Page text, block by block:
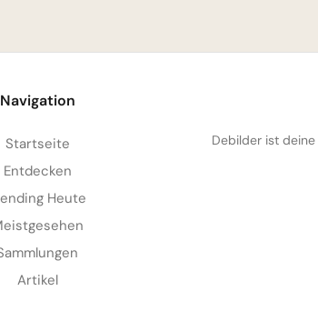
Navigation
Startseite
Entdecken
Heute
Artikel
Debilder ist